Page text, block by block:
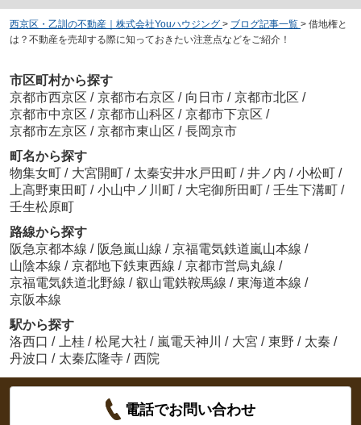
西京区・乙訓の不動産｜株式会社Youハウジング > ブログ記事一覧 > 借地権と
は？不動産を売却する際に知っておきたい注意点などをご紹介！
市区町村から探す
京都市西京区 / 京都市右京区 / 向日市 / 京都市北区 /
京都市中京区 / 京都市山科区 / 京都市下京区 /
京都市左京区 / 京都市東山区 / 長岡京市
町名から探す
物集女町 / 大宮開町 / 太秦安井水戸田町 / 井ノ内 / 小松町 /
上高野東田町 / 小山中ノ川町 / 大宅御所田町 / 壬生下溝町 /
壬生松原町
路線から探す
阪急京都本線 / 阪急嵐山線 / 京福電気鉄道嵐山本線 /
山陰本線 / 京都地下鉄東西線 / 京都市営烏丸線 /
京福電気鉄道北野線 / 叡山電鉄鞍馬線 / 東海道本線 /
京阪本線
駅から探す
洛西口 / 上桂 / 松尾大社 / 嵐電天神川 / 大宮 / 東野 / 太秦 /
丹波口 / 太秦広隆寺 / 西院
電話でお問い合わせ